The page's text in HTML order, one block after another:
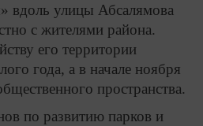
вдоль улицы Абсалямова
с жителями района.
его территории
года, а в начале ноября
пространства.
по развитию парков и